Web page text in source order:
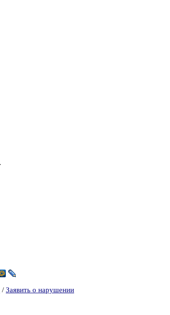
/ Заявить о нарушении